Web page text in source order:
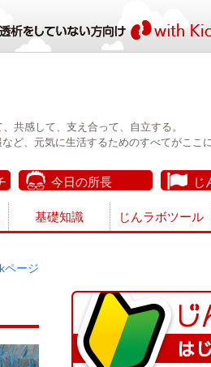
共感して、支え合って、自立する。
ど、元気に生活するためのすべてがここに
今日の所長 じ
基礎知識 じんラボツール
ページ